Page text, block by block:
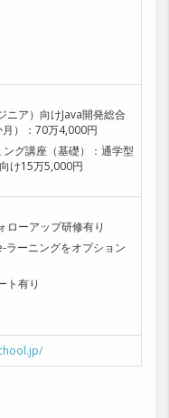
ニア）向けJava開発総合
）： 70万4,000円
グ講座（基礎）：通学型
け15万5,000円
ローアップ研修有り
ラーニングをオプション
ト有り